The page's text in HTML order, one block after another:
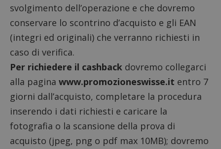
svolgimento dell’operazione e che dovremo
conservare lo scontrino d’acquisto e gli EAN
(integri ed originali) che verranno richiesti in
caso di verifica.
Per richiedere il cashback dovremo collegarci
alla pagina www.promozioneswisse.it entro 7
giorni dall’acquisto, completare la procedura
inserendo i dati richiesti e caricare la
fotografia o la scansione della prova di
acquisto (jpeg, png o pdf max 10MB); dovremo